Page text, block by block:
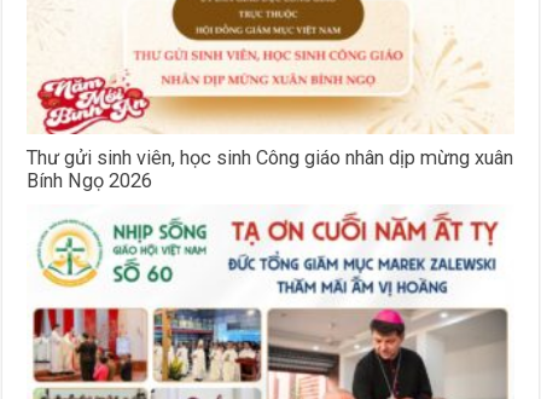
Thư gửi sinh viên, học sinh Công giáo nhân dịp mừng xuân
Bính Ngọ 2026